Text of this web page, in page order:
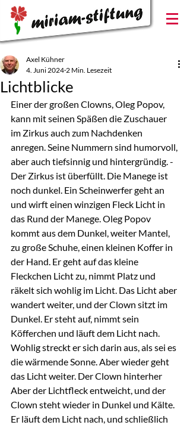
Lichtblicke
Axel Kühner
4. Juni 2024 2 Min. Lesezeit
Einer der großen Clowns, Oleg Popov,
kann mit seinen Späßen die Zuschauer
im Zirkus auch zum Nachdenken
anregen. Seine Nummern sind humorvoll,
aber auch tiefsinnig und hintergründig. -
Der Zirkus ist überfüllt. Die Manege ist
noch dunkel. Ein Scheinwerfer geht an
und wirft einen winzigen Fleck Licht in
das Rund der Manege. Oleg Popov
kommt aus dem Dunkel, weiter Mantel,
zu große Schuhe, einen kleinen Koffer in
der Hand. Er geht auf das kleine
Fleckchen Licht zu, nimmt Platz und
räkelt sich wohlig im Licht. Das Licht aber
wandert weiter, und der Clown sitzt im
Dunkel. Er steht auf, nimmt sein
Köfferchen und läuft dem Licht nach.
Wohlig streckt er sich darin aus, als sei es
die wärmende Sonne. Aber wieder geht
das Licht weiter. Der Clown hinterher
Aber der Lichtfleck entweicht, und der
Clown steht wieder in Dunkel und Kälte.
Er läuft dem Licht nach, und schließlich